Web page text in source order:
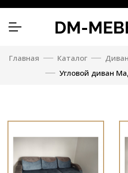
Главная Каталог
Угловой диван